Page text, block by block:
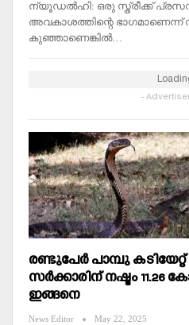
ന്യൂഡല്‍ഹി: ഒരു സ്ത്രീക്ക്
അവകാശത്തിന്റെ ഭാഗമാണെന്ന്
കുഞ്ഞാണെങ്കില്‍…
-
രണ്ടുപേര്‍ പാമ്പു കടിയേറ്റ്
സര്‍ക്കാരിന് നഷ്ടം 11.26
ഇങ്ങനെ
News Editor May 22, 2025